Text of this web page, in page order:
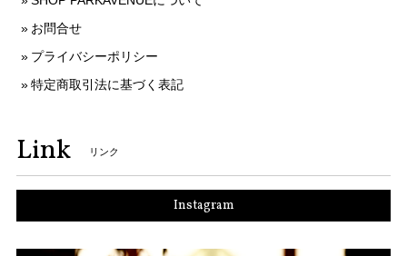
お問合せ
プライバシーポリシー
特定商取引法に基づく表記
Link リンク
Instagram